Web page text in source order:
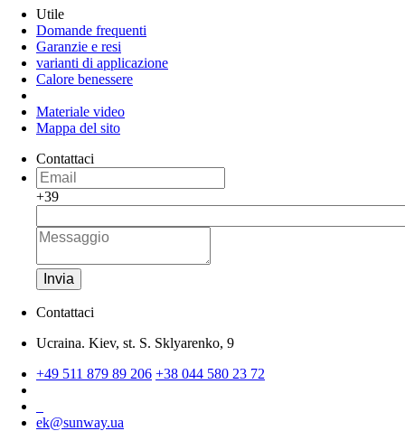
Utile
Domande frequenti
Garanzie e resi
varianti di applicazione
Calore benessere
Materiale video
Mappa del sito
Contattaci
+39
Invia
Contattaci
Ucraina. Kiev, st. S. Sklyarenko, 9
+49 511 879 89 206 +38 044 580 23 72
ek@sunway.ua